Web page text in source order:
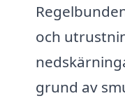
och
grund av